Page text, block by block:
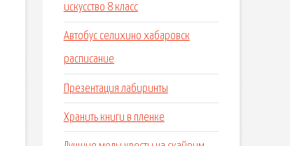
искусство 8 класс
Автобус селихино хабаровск
расписание
Презентация лабиринты
Хранить книги в пленке